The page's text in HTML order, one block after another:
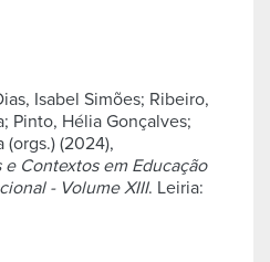
Isabel Simões; Ribeiro,
Pinto, Hélia Gonçalves;
(orgs.) (2024),
Contextos em Educação
- Volume XIII. Leiria: